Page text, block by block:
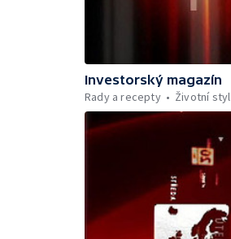
Investorský magazín
Rady a recepty
Životní styl